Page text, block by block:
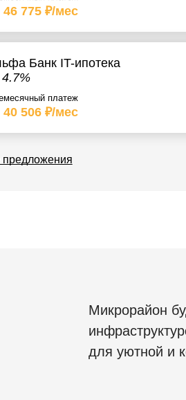
46 775 ₽/мес
Банк IT-ипотека
4.7%
платеж
40 506 ₽/мес
предложения
Микрорайон
для уютной и